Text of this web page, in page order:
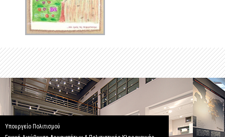
Υπουργείο Πολιτισμού